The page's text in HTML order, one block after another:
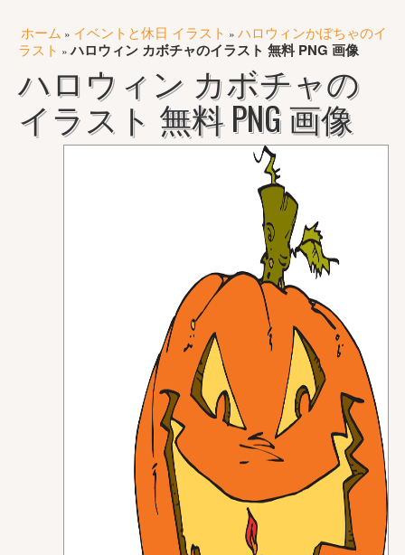
ホーム » イベントと休日 イラスト » ハロウィンかぼちゃのイ
ラスト »ハロウィン カボチャのイラスト 無料 PNG 画像
ハロウィン カボチャの
イラスト 無料 PNG 画像